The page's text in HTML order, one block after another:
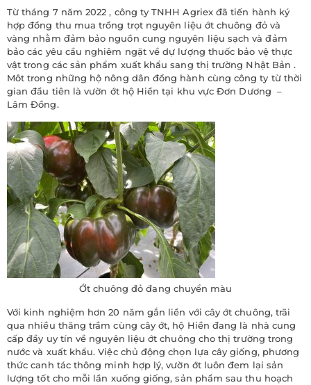
Từ tháng 7 năm 2022 , công ty TNHH Agriex đã tiến hành ký
hợp đồng thu mua trồng trọt nguyên liệu ớt chuông đỏ và
vàng nhằm đảm bảo nguồn cung nguyên liệu sạch và đảm
bảo các yêu cầu nghiêm ngặt về dự lượng thuốc bảo vệ thực
vật trong các sản phẩm xuất khẩu sang thị trường Nhật Bản .
Môt trong những hộ nông dân đồng hành cùng công ty từ thời
gian đầu tiên là vườn ớt hộ Hiền tại khu vực Đơn Dương –
Lâm Đồng.
Ớt chuông đỏ đang chuyển màu
Với kinh nghiệm hơn 20 năm gắn liền với cây ớt chuông, trãi
qua nhiều thăng trầm cùng cây ớt, hộ Hiền đang là nhà cung
cấp đầy uy tín về nguyên liệu ớt chuông cho thị trường trong
nước và xuất khẩu. Việc chủ động chọn lựa cây giống, phương
thức canh tác thông minh hợp lý, vườn ớt luôn đem lại sản
lượng tốt cho mỗi lần xuống giống, sản phẩm sau thu hoạch